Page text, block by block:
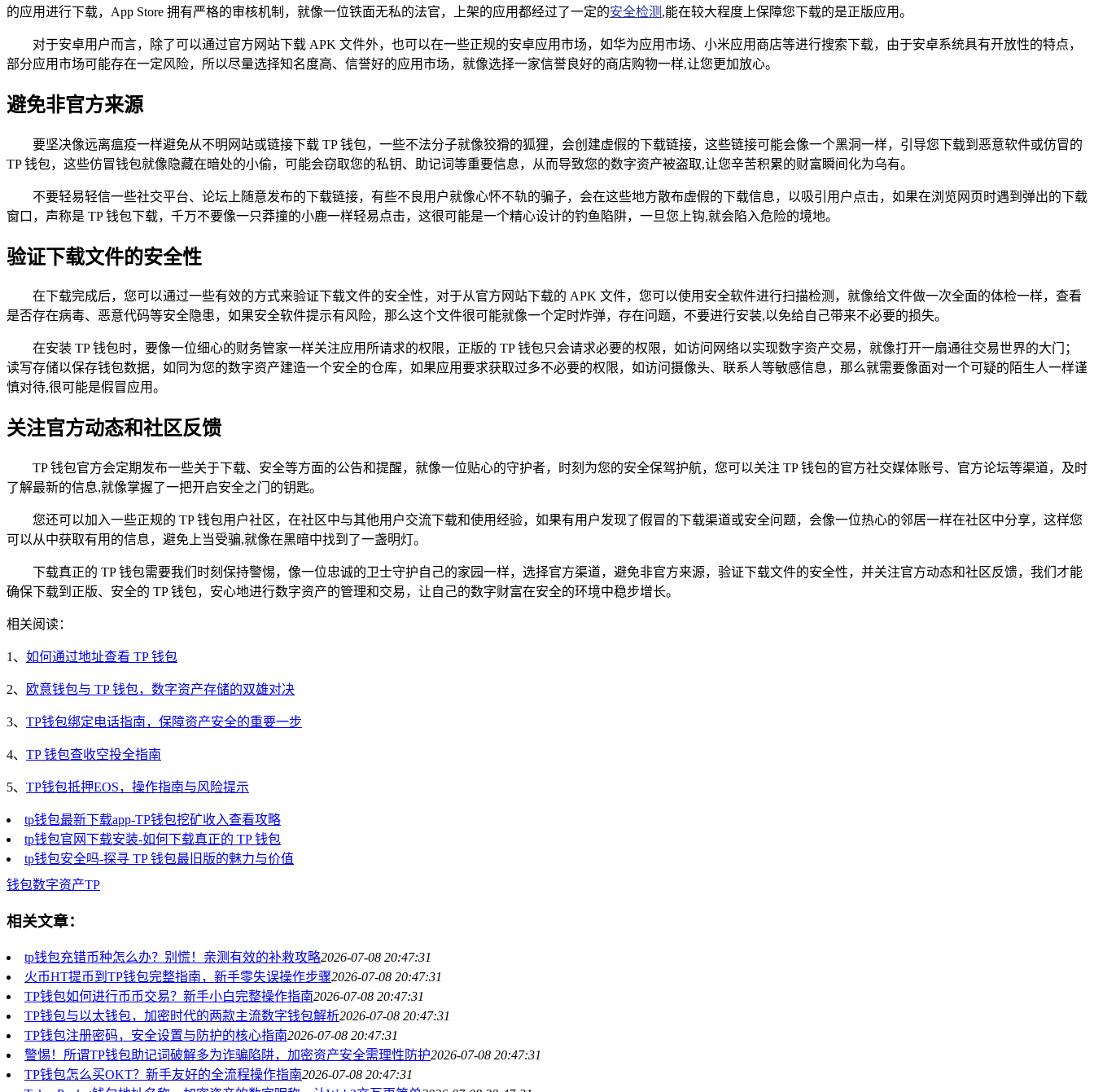
的应用进行下载，App Store 拥有严格的审核机制，就像一位铁面无私的法官，上架的应用都经过了一定的安全检测 ,能在较大程度上保障您下载的是正版应用。
对于安卓用户而言，除了可以通过官方网站下载 APK 文件外，也可以在一些正规的安卓应用市场，如华为应用市场、小米应用商店等进行搜索下载，由于安卓系统具有开放性的特点，
部分应用市场可能存在一定风险，所以尽量选择知名度高、信誉好的应用市场，就像选择一家信誉良好的商店购物一样,让您更加放心。
避免非官方来源
要坚决像远离瘟疫一样避免从不明网站或链接下载 TP 钱包，一些不法分子就像狡猾的狐狸，会创建虚假的下载链接，这些链接可能会像一个黑洞一样，引导您下载到恶意软件或仿冒的
TP 钱包，这些仿冒钱包就像隐藏在暗处的小偷，可能会窃取您的私钥、助记词等重要信息，从而导致您的数字资产被盗取,让您辛苦积累的财富瞬间化为乌有。
不要轻易轻信一些社交平台、论坛上随意发布的下载链接，有些不良用户就像心怀不轨的骗子，会在这些地方散布虚假的下载信息，以吸引用户点击，如果在浏览网页时遇到弹出的下载
窗口，声称是 TP 钱包下载，千万不要像一只莽撞的小鹿一样轻易点击，这很可能是一个精心设计的钓鱼陷阱，一旦您上钩,就会陷入危险的境地。
验证下载文件的安全性
在下载完成后，您可以通过一些有效的方式来验证下载文件的安全性，对于从官方网站下载的 APK 文件，您可以使用安全软件进行扫描检测，就像给文件做一次全面的体检一样，查看
是否存在病毒、恶意代码等安全隐患，如果安全软件提示有风险，那么这个文件很可能就像一个定时炸弹，存在问题，不要进行安装,以免给自己带来不必要的损失。
在安装 TP 钱包时，要像一位细心的财务管家一样关注应用所请求的权限，正版的 TP 钱包只会请求必要的权限，如访问网络以实现数字资产交易，就像打开一扇通往交易世界的大门；
读写存储以保存钱包数据，如同为您的数字资产建造一个安全的仓库，如果应用要求获取过多不必要的权限，如访问摄像头、联系人等敏感信息，那么就需要像面对一个可疑的陌生人一样谨
慎对待,很可能是假冒应用。
关注官方动态和社区反馈
TP 钱包官方会定期发布一些关于下载、安全等方面的公告和提醒，就像一位贴心的守护者，时刻为您的安全保驾护航，您可以关注 TP 钱包的官方社交媒体账号、官方论坛等渠道，及时
了解最新的信息,就像掌握了一把开启安全之门的钥匙。
您还可以加入一些正规的 TP 钱包用户社区，在社区中与其他用户交流下载和使用经验，如果有用户发现了假冒的下载渠道或安全问题，会像一位热心的邻居一样在社区中分享，这样您
可以从中获取有用的信息，避免上当受骗,就像在黑暗中找到了一盏明灯。
下载真正的 TP 钱包需要我们时刻保持警惕，像一位忠诚的卫士守护自己的家园一样，选择官方渠道，避免非官方来源，验证下载文件的安全性，并关注官方动态和社区反馈，我们才能
确保下载到正版、安全的 TP 钱包，安心地进行数字资产的管理和交易，让自己的数字财富在安全的环境中稳步增长。
相关阅读：
1、 如何通过地址查看 TP 钱包
2、 欧意钱包与 TP 钱包，数字资产存储的双雄对决
3、 TP钱包绑定电话指南，保障资产安全的重要一步
4、 TP 钱包查收空投全指南
5、 TP钱包抵押EOS，操作指南与风险提示
tp钱包最新下载app-TP钱包挖矿收入查看攻略
tp钱包官网下载安装-如何下载真正的 TP 钱包
tp钱包安全吗-探寻 TP 钱包最旧版的魅力与价值
钱包数字资产TP
相关文章：
tp钱包充错币种怎么办？别慌！亲测有效的补救攻略2026-07-08 20:47:31
火币HT提币到TP钱包完整指南，新手零失误操作步骤2026-07-08 20:47:31
TP钱包如何进行币币交易？新手小白完整操作指南2026-07-08 20:47:31
TP钱包与以太钱包，加密时代的两款主流数字钱包解析2026-07-08 20:47:31
TP钱包注册密码，安全设置与防护的核心指南2026-07-08 20:47:31
警惕！所谓TP钱包助记词破解多为诈骗陷阱，加密资产安全需理性防护2026-07-08 20:47:31
TP钱包怎么买OKT？新手友好的全流程操作指南2026-07-08 20:47:31